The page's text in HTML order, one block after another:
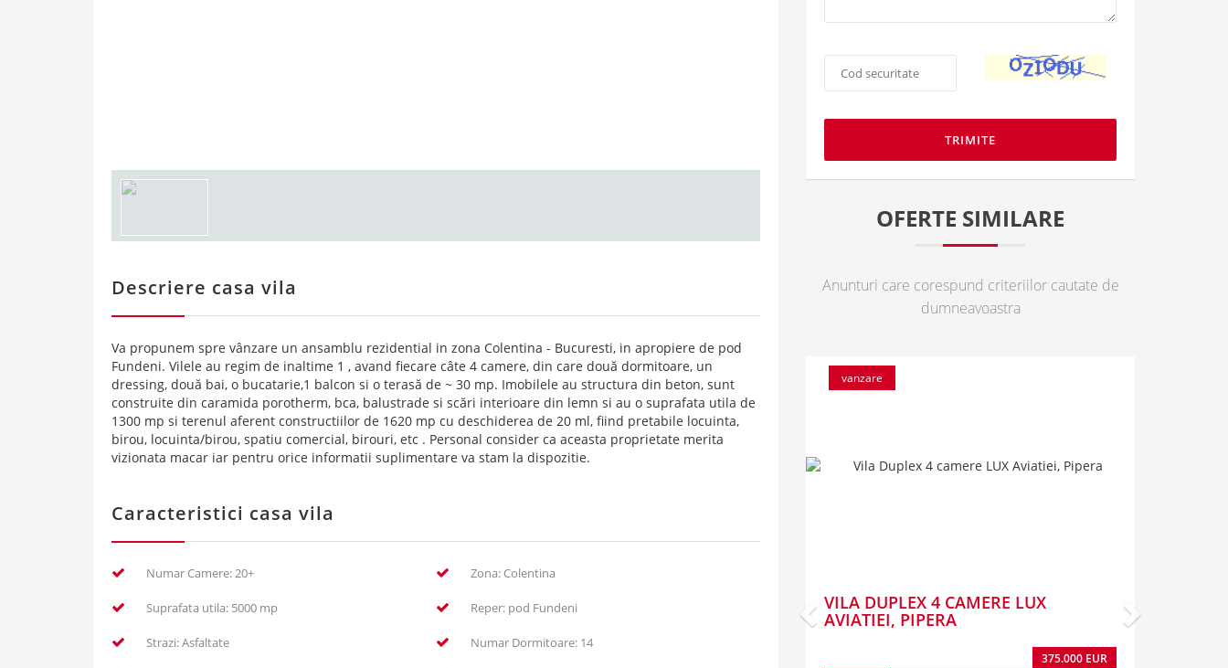
Descriere casa vila
Va propunem spre vânzare un ansamblu rezidential in zona Colentina - Bucuresti, in apropiere de pod
Fundeni. Vilele au regim de inaltime 1 , avand fiecare câte 4 camere, din care două dormitoare, un
dressing, două bai, o bucatarie,1 balcon si o terasă de ~ 30 mp. Imobilele au structura din beton, sunt
construite din caramida porotherm, bca, balustrade si scări interioare din lemn si au o suprafata utila de
1300 mp si terenul aferent constructiilor de 1620 mp cu deschiderea de 20 ml, fiind pretabile locuinta,
birou, locuinta/birou, spatiu comercial, birouri, etc . Personal consider ca aceasta proprietate merita
vizionata macar iar pentru orice informatii suplimentare va stam la dispozitie.
Caracteristici casa vila
Numar Camere: 20+ Zona: Colentina
Suprafata utila: 5000 mp Reper: pod Fundeni
Strazi: Asfaltate Numar Dormitoare: 14
securitate
OFERTE SIMILARE
Anunturi care corespund criteriilor cautate de
dumneavoastra
VILA DUPLEX 4 CAMERE LUX
AVIATIEI, PIPERA
375.000 EUR
vanzare